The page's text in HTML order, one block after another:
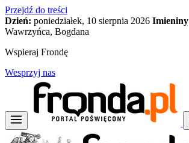
Przejdź do treści
Dzień: poniedziałek, 10 sierpnia 2026
Wawrzyńca, Bogdana
Wspieraj Frondę
Wesprzyj nas